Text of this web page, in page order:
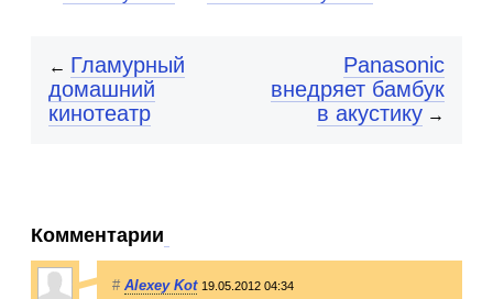
Panasonic
внедряет бамбук
в акустику →
← Гламурный
домашний
кинотеатр
Комментарии
# Alexey Kot 19.05.2012 04:34